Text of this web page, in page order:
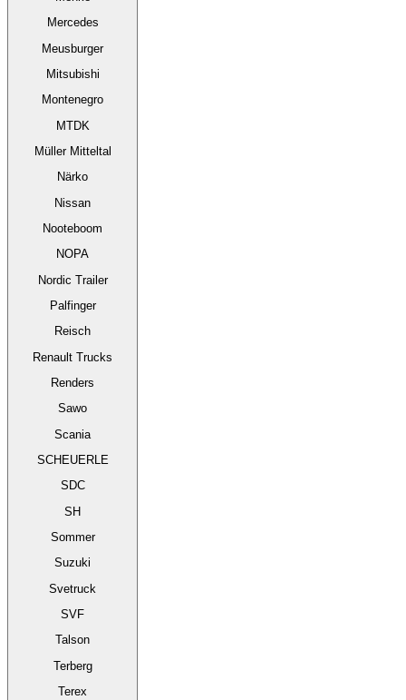
Mercedes
Meusburger
Mitsubishi
Montenegro
MTDK
Müller Mitteltal
Närko
Nissan
Nooteboom
NOPA
Nordic Trailer
Palfinger
Reisch
Renault Trucks
Renders
Sawo
Scania
SCHEUERLE
SDC
SH
Sommer
Suzuki
Svetruck
SVF
Talson
Terberg
Terex